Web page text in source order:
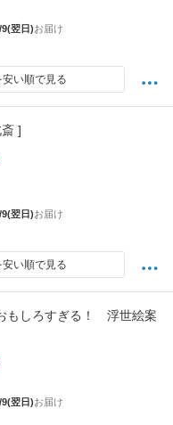
翌日)お届け
安い順で見る
]
翌日)お届け
安い順で見る
もしろすぎる！ 浮世絵案
翌日)お届け